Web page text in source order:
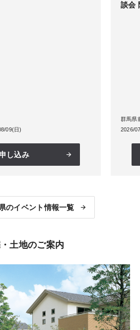
09(日)
申し込み
談会
群馬県
2026/
のイベント情報一覧
土地のご案内